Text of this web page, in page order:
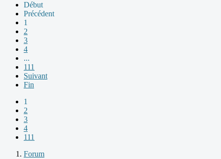
Début
Précédent
1
2
3
4
...
111
Suivant
Fin
1
2
3
4
111
Forum